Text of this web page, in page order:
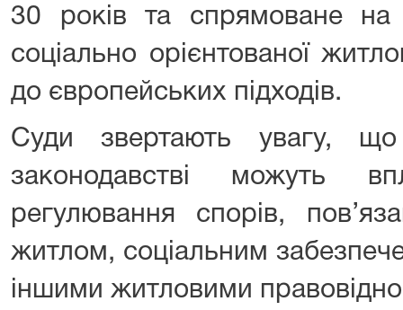
30 років та спрямоване на
соціально орієнтованої
до європейських підходів.
Суди звертають увагу,
законодавстві можуть
регулювання спорів,
житлом, соціальним
іншими житловими